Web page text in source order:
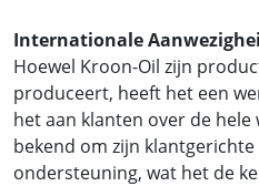
Internationale
Hoewel Kroon-Oil zijn
produceert, heeft het een
het aan klanten over de
bekend om zijn
ondersteuning, wat het de